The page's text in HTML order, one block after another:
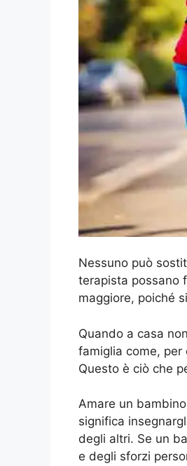
Nessuno può
terapista possano
maggiore, poiché
Quando a casa
famiglia come, per
Questo è ciò che
Amare un
significa
degli altri. Se un
e degli sforzi